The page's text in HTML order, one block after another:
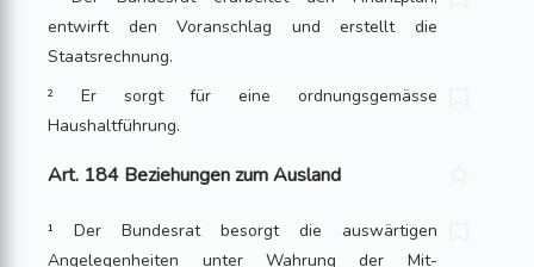
entwirft den Voranschlag und erstellt die
Staatsrechnung.
² Er sorgt für eine ordnungsgemässe
Haushaltführung.
Art. 184 Beziehungen zum Ausland
¹ Der Bundesrat besorgt die auswärtigen
Angelegenheiten unter Wahrung der Mit­